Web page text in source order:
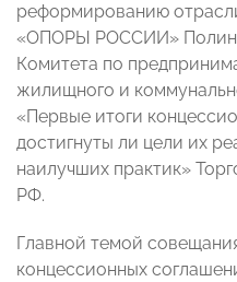
реформированию
«ОПОРЫ РОССИИ»
Комитета по
жилищного и
«Первые итоги
достигнуты ли цели их
наилучших практик»
РФ.
Главной темой
концессионных